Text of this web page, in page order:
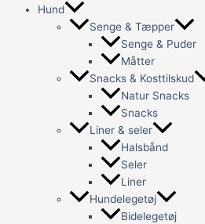
Hund
Senge & Tæpper
Senge & Puder
Måtter
Snacks & Kosttilskud
Natur Snacks
Snacks
Liner & seler
Halsbånd
Seler
Liner
Hundelegetøj
Bidelegetøj